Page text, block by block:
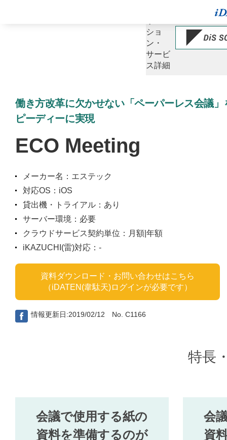
ショ
ン・
サービ
ス詳細
働き方改革に欠かせない「ペーパーレス会議」
ピーディーに実現
ECO Meeting
メーカー名：エステック
対応OS：iOS
貸出機・トライアル：あり
サーバー環境：必要
クラウドサービス契約単位：月額|年額
iKAZUCHI(雷)対応：-
資料ダウンロード・お問い合わせはこちら
（iDATEN(韋駄天)ログインが必要です）
情報更新日:2019/02/12 No. C1166
特長
会議で使用する紙の
資料を準備するのが
会
資